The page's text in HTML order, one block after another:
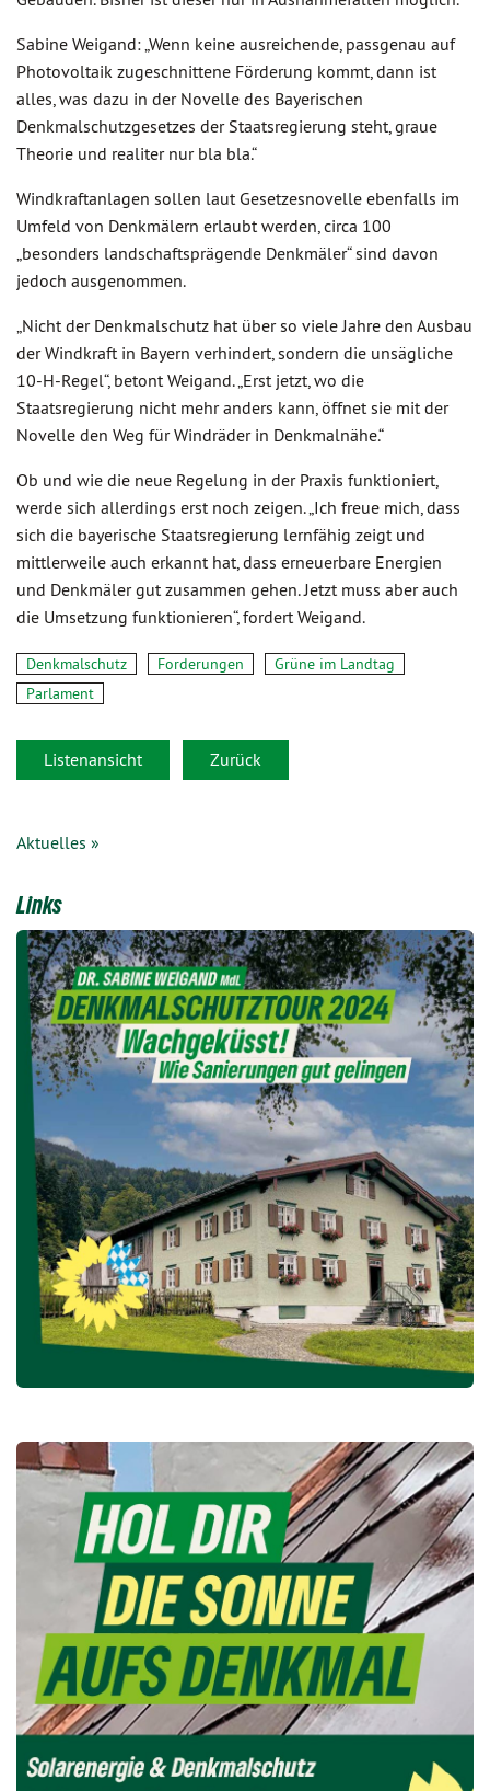
Sabine Weigand: „Wenn keine ausreichende, passgenau auf
Photovoltaik zugeschnittene Förderung kommt, dann ist
alles, was dazu in der Novelle des Bayerischen
Denkmalschutzgesetzes der Staatsregierung steht, graue
Theorie und realiter nur bla bla.“
Windkraftanlagen sollen laut Gesetzesnovelle ebenfalls im
Umfeld von Denkmälern erlaubt werden, circa 100
„besonders landschaftsprägende Denkmäler“ sind davon
jedoch ausgenommen.
„Nicht der Denkmalschutz hat über so viele Jahre den Ausbau
der Windkraft in Bayern verhindert, sondern die unsägliche
10-H-Regel“, betont Weigand. „Erst jetzt, wo die
Staatsregierung nicht mehr anders kann, öffnet sie mit der
Novelle den Weg für Windräder in Denkmalnähe.“
Ob und wie die neue Regelung in der Praxis funktioniert,
werde sich allerdings erst noch zeigen. „Ich freue mich, dass
sich die bayerische Staatsregierung lernfähig zeigt und
mittlerweile auch erkannt hat, dass erneuerbare Energien
und Denkmäler gut zusammen gehen. Jetzt muss aber auch
die Umsetzung funktionieren“, fordert Weigand.
Denkmalschutz Forderungen
Grüne im Landtag
Parlament
Listenansicht Zurück
Aktuelles »
Links